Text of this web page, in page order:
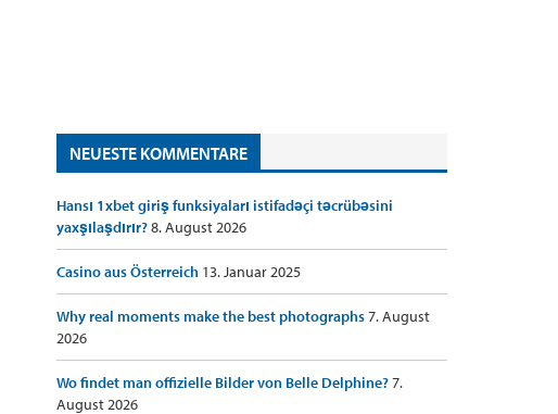
NEUESTE KOMMENTARE
Hansı 1xbet giriş funksiyaları istifadəçi təcrübəsini
yaxşılaşdırır?8. August 2026
Casino aus Österreich 13. Januar 2025
Why real moments make the best photographs7. August
2026
Wo findet man offizielle Bilder von Belle Delphine?7.
August 2026